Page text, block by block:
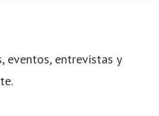
eventos, entrevistas y